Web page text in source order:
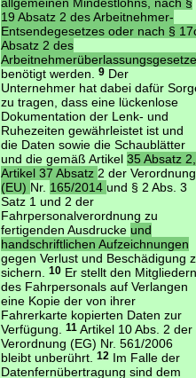
19 Absatz 2 des Arbeitnehmer-
Entsendegesetzes oder nach §
Absatz 2 des
benötigt werden.9 Der
Unternehmer hat dabei dafür
zu tragen, dass eine lückenlose
Dokumentation der Lenk- und
Ruhezeiten gewährleistet ist und
die Daten sowie die Schaublätter
und die gemäß Artikel35 Absatz 2,
Artikel 37 Absatz 2 der Verordnung
(EU) Nr. 165/2014und § 2 Abs. 3
Satz 1 und 2 der
Fahrpersonalverordnung zu
fertigenden Ausdrucke und
handschriftlichen Aufzeichnungen
gegen Verlust und Beschädigung
sichern.10 Er stellt den
des Fahrpersonals auf Verlangen
eine Kopie der von ihrer
Fahrerkarte kopierten Daten zur
Verfügung.11 Artikel 10 Abs. 2 der
Verordnung (EG) Nr. 561/2006
bleibt unberührt.12 Im Falle der
Datenfernübertragung sind dem